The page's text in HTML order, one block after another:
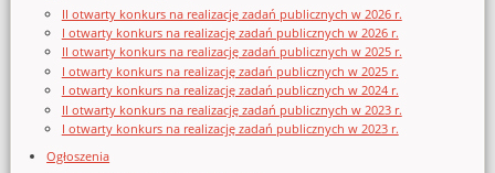
II otwarty konkurs na realizację zadań publicznych w 2026 r.
I otwarty konkurs na realizację zadań publicznych w 2026 r.
II otwarty konkurs na realizację zadań publicznych w 2025 r.
I otwarty konkurs na realizację zadań publicznych w 2025 r.
I otwarty konkurs na realizację zadań publicznych w 2024 r.
II otwarty konkurs na realizację zadań publicznych w 2023 r.
I otwarty konkurs na realizację zadań publicznych w 2023 r.
Ogłoszenia